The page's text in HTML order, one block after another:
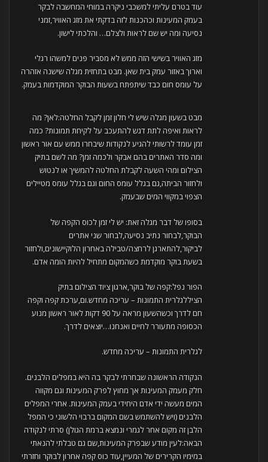
עוד בטרם עליתי למשכבי ניקרה במוחי המחשבה לבקר
בעמק המעינות וכהכנות לזה בדקתי את מזג האוויר,זמני
נסיעה ומה יש שם לראות ולצלם… והלכתי לישון.
מזג האוויר בשישי הזה ממש לא מסביר פנים למשהו רגלי
וארוך באזור עמק בית שאן. מבט בתחזית מגלה שישנה אזהרה
על עומס חום כבד שיתפתח בשעות הבוקר המוקדמות בעמק.
מבט בשעון מגלה שיש לי חלון זמן לקבל החלטה:לאן? מה
לראות ואיפה לתת דגש להתעכב על לקיחת תמונות? כמה
זמן עומד לרשותי להגיע לנקודות שיבחרו ממש עם אור ראשון
ומה סדר האתרים בהם אבקר ולכמה זמן? מה לשם בתיק
הצילום ומהי השעה לקבלת החלטה להמשיך או לנטוש
ולחזור הביתה,גם בגלל עומס החום וגם בגלל עומס מטיילים
הצפוי במקווי המים שבעמק.
בסופו של דבר מגלה זאת: יש לי זמן לכוס הקפה של
הבוקר,לבחור נתיב נסיעה,לבחור שני אתרים
לביקור,להתארגן לרחצה/טבילה באחרון הלוקיישונים,ולחזור
בשעת בוקר מוקדמת כשהמקום מתחיל להיות הומה אדם.
הפור נפל:קפה של בוקר,ארגון ציוד הצילום בתיק
הציללגלרית התמונות – עריכה מחדש.ום,ערכת קפה וקפה
חם לדרך וכשהשעון מראה על 90 דקות לאור ראשון מנוע
הכסופה מתעורר לחיים ואנחנו…יוצאים לדרך.
לגלרית התמונות – עריכה מחדש.
הנקודה הראשונה שבחרתי לבקר בה היא במפלים הלבנים.
חלק מעמק המעינות אך מחוץ לפרק המעינות וגם מקווה
המים מעשה ידי אדם היחידי בעמק המעינות. אחרי המפלים
הלבנים (ויש להשתמש בשם המקום ברבוי הלשוני כי המפל
הלבן זה מקום אחר לגמרי ונמצא ברמת הגולן) סרתי לנקודה
הבאה:לעין מודע שבפרק המעינות,שם גם טבלתי להנאתי
במימיו הקרירים של המעיין,עוד כוס קפה אחרון לבוקר וחזרתי